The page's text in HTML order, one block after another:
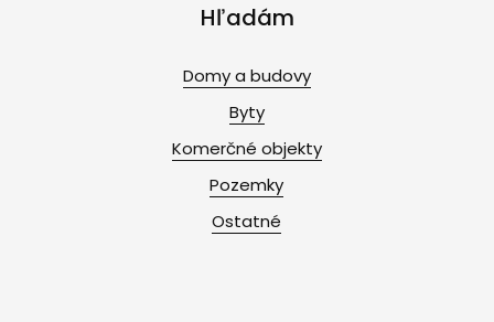
Hľadám
Domy a budovy
Byty
Komerčné objekty
Pozemky
Ostatné